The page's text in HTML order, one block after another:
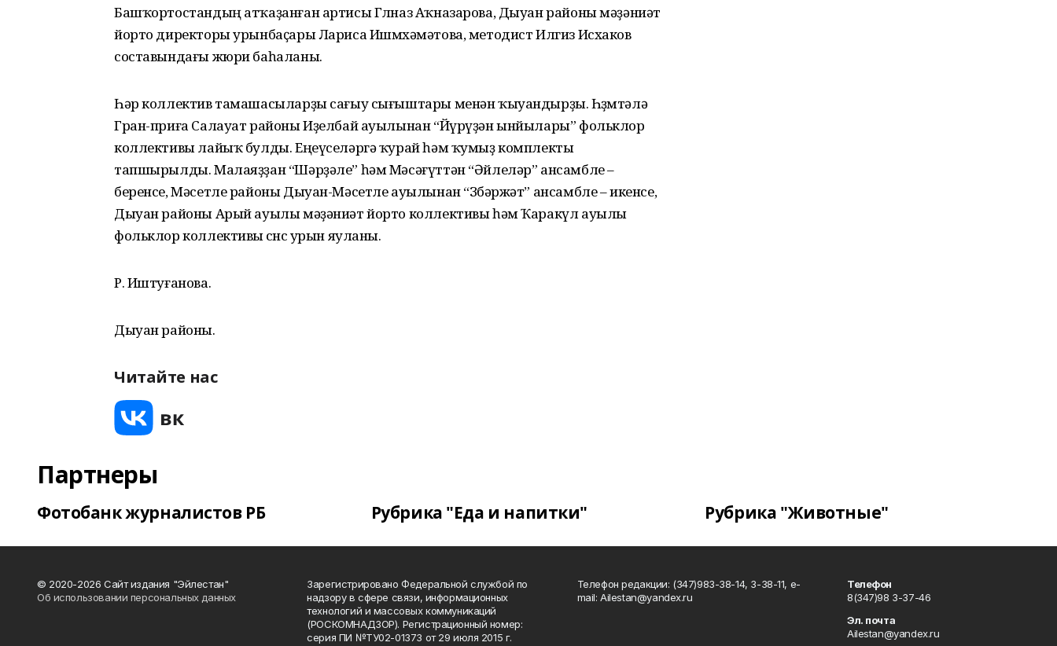
Башҡортостандың атҡаҙанған артисы Гөлназ Аҡназарова, Дыуан районы мәҙәниәт
йорто директоры урынбаҫары Лариса Ишмөхәмәтова, методист Илгиз Исхаков
составындағы жюри баһаланы.
Һәр коллектив тамашасыларҙы сағыу сығыштары менән ҡыуандырҙы. Һөҙөмтәлә
Гран-приға Салауат районы Иҙелбай ауылынан “Йүрүҙән ынйылары” фольклор
коллективы лайыҡ булды. Еңеүселәргә ҡурай һәм ҡумыҙ комплекты
тапшырылды. Малаяҙҙан “Шәрҙәле” һәм Мәсәғүттән “Әйлеләр” ансамбле –
беренсе, Мәсетле районы Дыуан-Мәсетле ауылынан “Зөбәржәт” ансамбле – икенсе,
Дыуан районы Арый ауылы мәҙәниәт йорто коллективы һәм Ҡаракүл ауылы
фольклор коллективы өсөнсө урын яуланы.
Р. Иштуғанова.
Дыуан районы.
Читайте нас
Партнеры
Фотобанк журналистов РБ Рубрика "Еда и напитки" Рубрика "Животные"
© 2020-2026 Сайт издания "Эйлестан"
Об использовании персональных данных
Зарегистрировано Федеральной службой по
надзору в сфере связи, информационных
технологий и массовых коммуникаций
(РОСКОМНАДЗОР). Регистрационный номер:
серия ПИ №ТУ02-01373 от 29 июля 2015 г.
Телефон редакции: (347)983-38-14, 3-38-11, e-
mail: Ailestan@yandex.ru
Телефон
8(347)98 3-37-46
Эл. почта
Ailestan@yandex.ru